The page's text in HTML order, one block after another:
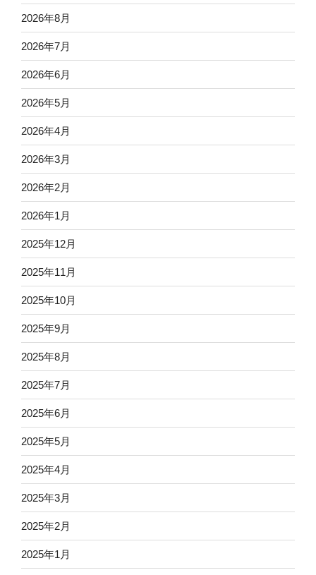
2026年8月
2026年7月
2026年6月
2026年5月
2026年4月
2026年3月
2026年2月
2026年1月
2025年12月
2025年11月
2025年10月
2025年9月
2025年8月
2025年7月
2025年6月
2025年5月
2025年4月
2025年3月
2025年2月
2025年1月